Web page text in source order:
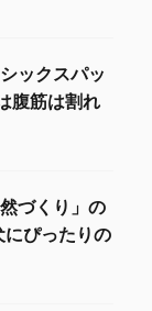
ックスパッ
腹筋は割れ
づくり」の
ぴったりの